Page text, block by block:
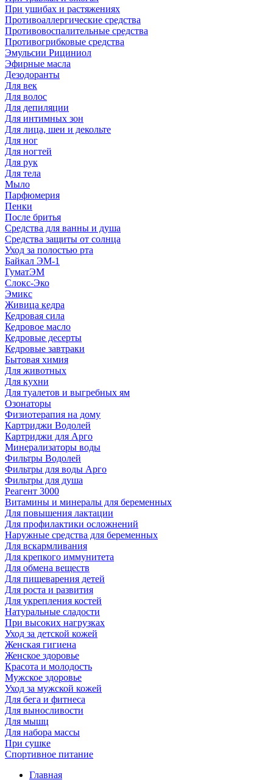
При ушибах и растяжениях
Противоаллергические средства
Противовоспалительные средства
Противогрибковые средства
Эмульсии Рициниол
Эфирные масла
Дезодоранты
Для век
Для волос
Для депиляции
Для интимных зон
Для лица, шеи и декольте
Для ног
Для ногтей
Для рук
Для тела
Мыло
Парфюмерия
Пенки
После бритья
Средства для ванны и душа
Средства защиты от солнца
Уход за полостью рта
Байкал ЭМ-1
ГуматЭМ
Слокс-Эко
Эмикс
Живица кедра
Кедровая сила
Кедровое масло
Кедровые десерты
Кедровые завтраки
Бытовая химия
Для животных
Для кухни
Для туалетов и выгребных ям
Озонаторы
Физиотерапия на дому
Картриджи Водолей
Картриджи для Арго
Минерализаторы воды
Фильтры Водолей
Фильтры для воды Арго
Фильтры для душа
Реагент 3000
Витамины и минералы для беременных
Для повышения лактации
Для профилактики осложнений
Наружные средства для беременных
Для вскармливания
Для крепкого иммунитета
Для обмена веществ
Для пищеварения детей
Для роста и развития
Для укрепления костей
Натуральные сладости
При высоких нагрузках
Уход за детской кожей
Женская гигиена
Женское здоровье
Красота и молодость
Мужское здоровье
Уход за мужской кожей
Для бега и фитнеса
Для выносливости
Для мышц
Для набора массы
При сушке
Спортивное питание
Главная